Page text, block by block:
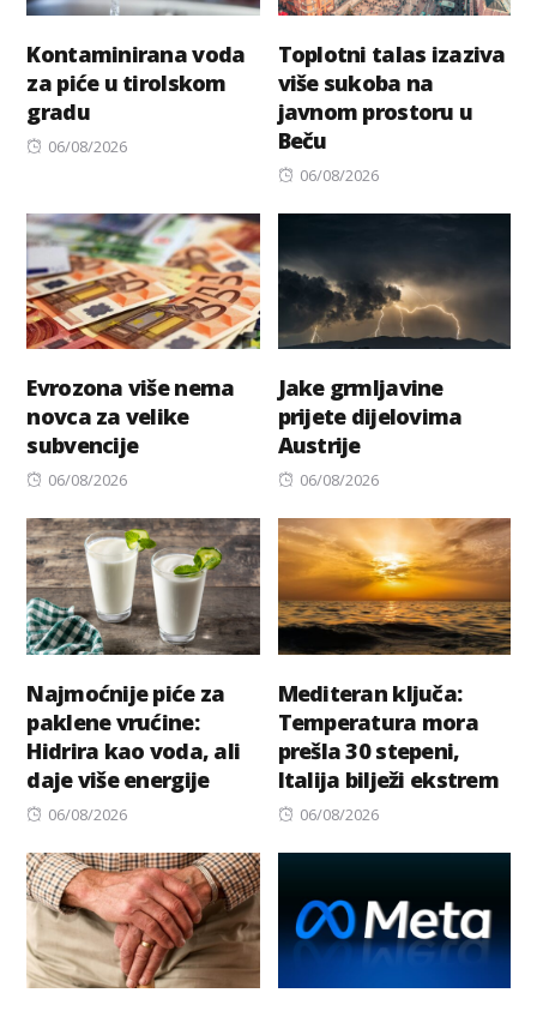
Kontaminirana voda
za piće u tirolskom
gradu
Posted
06/08/2026
Toplotni talas izaziva
više sukoba na
javnom prostoru u
Beču
Posted
06/08/2026
Evrozona više nema
novca za velike
subvencije
Posted
06/08/2026
Jake grmljavine
prijete dijelovima
Austrije
Posted
06/08/2026
Najmoćnije piće za
paklene vrućine:
Hidrira kao voda, ali
daje više energije
Posted
06/08/2026
Mediteran ključa:
Temperatura mora
prešla 30 stepeni,
Italija bilježi ekstrem
Posted
06/08/2026